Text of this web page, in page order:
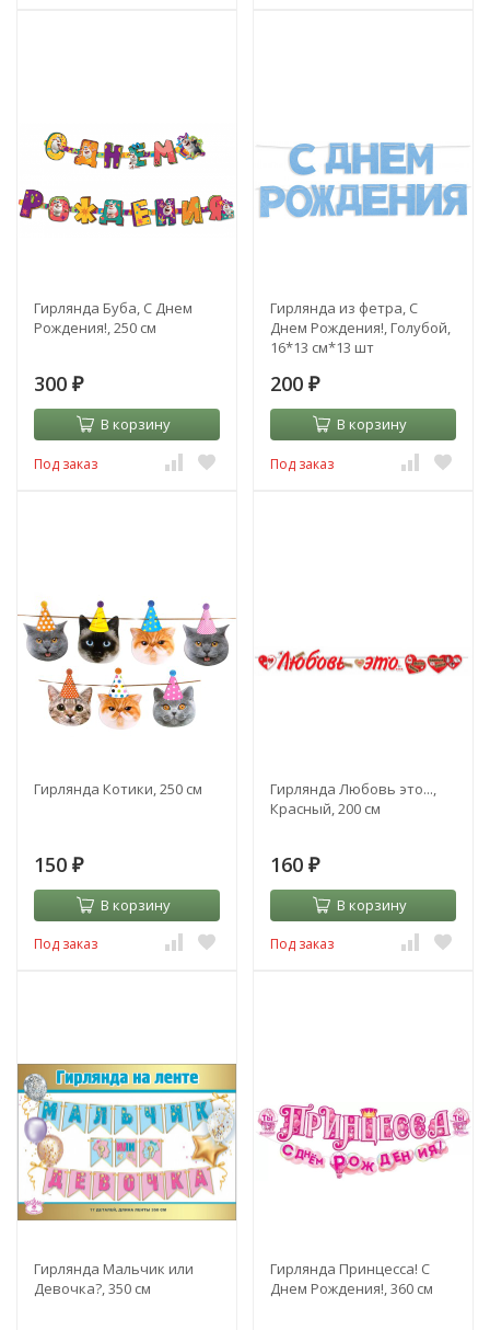
Гирлянда Буба, С Днем
Рождения!, 250 см
300 ₽
В корзину
Под заказ
Гирлянда из фетра, С
Днем Рождения!, Голубой,
16*13 см*13 шт
200 ₽
В корзину
Под заказ
Гирлянда Котики, 250 см
150 ₽
В корзину
Под заказ
Гирлянда Любовь это...,
Красный, 200 см
160 ₽
В корзину
Под заказ
Гирлянда Мальчик или
Девочка?, 350 см
Гирлянда Принцесса! С
Днем Рождения!, 360 см